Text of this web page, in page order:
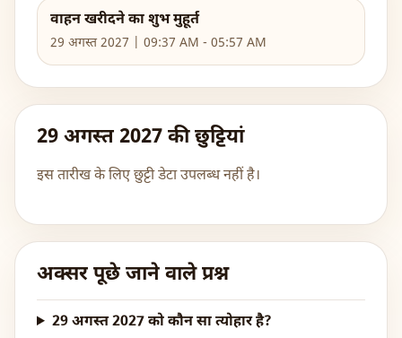
वाहन खरीदने का शुभ मुहूर्त
29 अगस्त 2027 | 09:37 AM - 05:57 AM
29 अगस्त 2027 की छुट्टियां
इस तारीख के लिए छुट्टी डेटा उपलब्ध नहीं है।
अक्सर पूछे जाने वाले प्रश्न
29 अगस्त 2027 को कौन सा त्योहार है?